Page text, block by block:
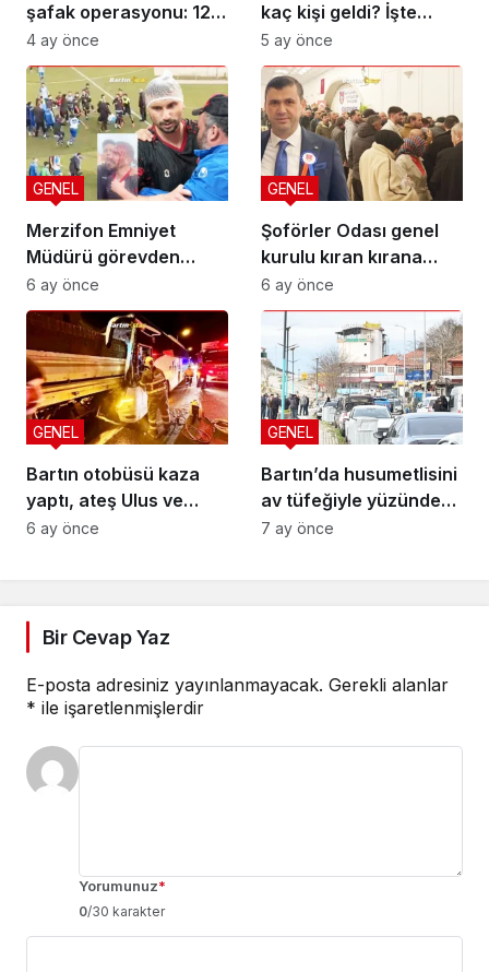
şafak operasyonu: 12
gözaltı
4 ay önce
kaç kişi geldi? İşte
rakamlar
5 ay önce
Merzifon Emniyet
Müdürü görevden
alınmalı
GENEL
6 ay önce
Şoförler Odası genel
kurulu kıran kırana
geçti! İşte sonuç
GENEL
6 ay önce
Bartın otobüsü kaza
yaptı, ateş Ulus ve
Kozcağız’a düştü
GENEL
6 ay önce
Bartın’da husumetlisini
av tüfeğiyle yüzünden
vurdu
GENEL
7 ay önce
Bir Cevap Yaz
E-posta adresiniz yayınlanmayacak. Gerekli alanlar
* ile işaretlenmişlerdir
Yorumunuz*
0/30 karakter